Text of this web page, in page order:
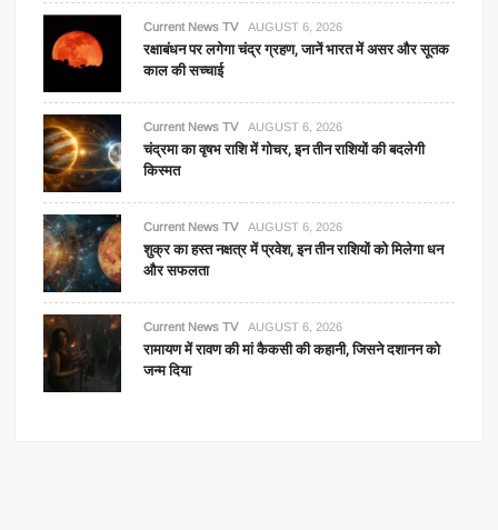
Current News TV AUGUST 6, 2026
रक्षाबंधन पर लगेगा चंद्र ग्रहण, जानें भारत में असर और सूतक
काल की सच्चाई
Current News TV AUGUST 6, 2026
चंद्रमा का वृषभ राशि में गोचर, इन तीन राशियों की बदलेगी
किस्मत
Current News TV AUGUST 6, 2026
शुक्र का हस्त नक्षत्र में प्रवेश, इन तीन राशियों को मिलेगा धन
और सफलता
Current News TV AUGUST 6, 2026
रामायण में रावण की मां कैकसी की कहानी, जिसने दशानन को
जन्म दिया